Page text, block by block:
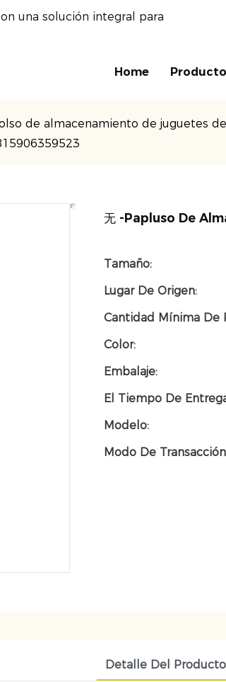
una solución integral para
Home Producto
de almacenamiento de juguetes
无 -Papluso De
Tamaño:
Lugar De Origen:
Cantidad Mínima De
Color:
Embalaje:
El Tiempo De
Modelo:
Modo De
Detalle Del Producto